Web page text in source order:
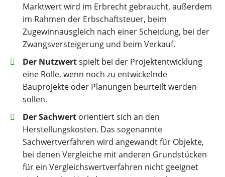
Marktwert wird im Erbrecht gebraucht, außerdem
im Rahmen der Erbschaftsteuer, beim
Zugewinnausgleich nach einer Scheidung, bei der
Zwangsversteigerung und beim Verkauf.
Der Nutzwertspielt bei der Projektentwicklung
eine Rolle, wenn noch zu entwickelnde
Bauprojekte oder Planungen beurteilt werden
sollen.
Der Sachwert orientiert sich an den
Herstellungskosten. Das sogenannte
Sachwertverfahren wird angewandt für Objekte,
bei denen Vergleiche mit anderen Grundstücken
für ein Vergleichswertverfahren nicht geeignet